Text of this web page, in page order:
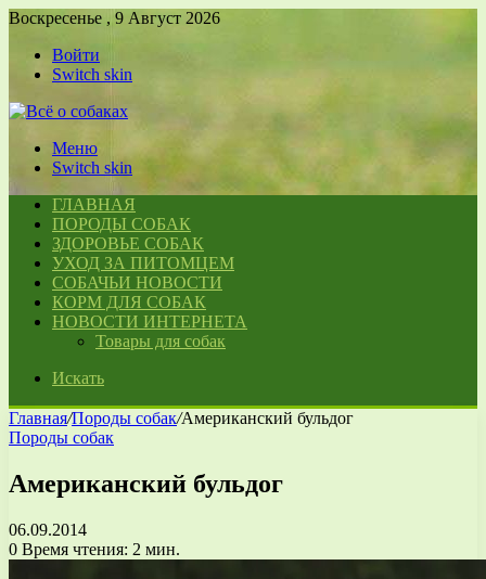
Воскресенье , 9 Август 2026
Войти
Switch skin
Меню
Switch skin
ГЛАВНАЯ
ПОРОДЫ СОБАК
ЗДОРОВЬЕ СОБАК
УХОД ЗА ПИТОМЦЕМ
СОБАЧЬИ НОВОСТИ
КОРМ ДЛЯ СОБАК
НОВОСТИ ИНТЕРНЕТА
Товары для собак
Искать
Главная/Породы собак/Американский бульдог
Породы собак
Американский бульдог
06.09.2014
0 Время чтения: 2 мин.